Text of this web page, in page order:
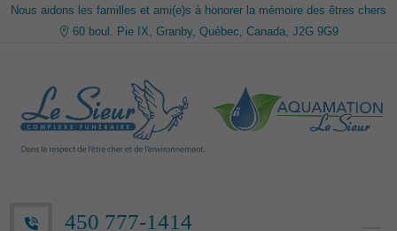
Nous aidons les familles et ami(e)s à honorer la mémoire des êtres chers
60 boul. Pie IX, Granby, Québec, Canada, J2G 9G9
450 777-1414